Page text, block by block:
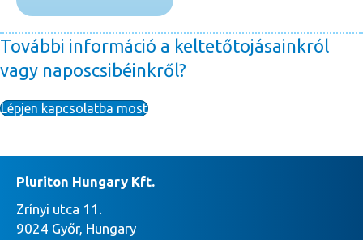
További információ a keltetőtojásainkról
vagy naposcsibéinkről?
Lépjen kapcsolatba most
Pluriton Hungary Kft.
Zrínyi utca 11.
9024 Győr, Hungary